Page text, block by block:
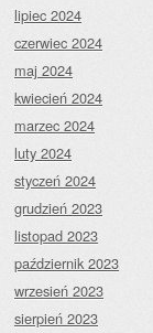
lipiec 2024
czerwiec 2024
maj 2024
kwiecień 2024
marzec 2024
luty 2024
styczeń 2024
grudzień 2023
listopad 2023
październik 2023
wrzesień 2023
sierpień 2023